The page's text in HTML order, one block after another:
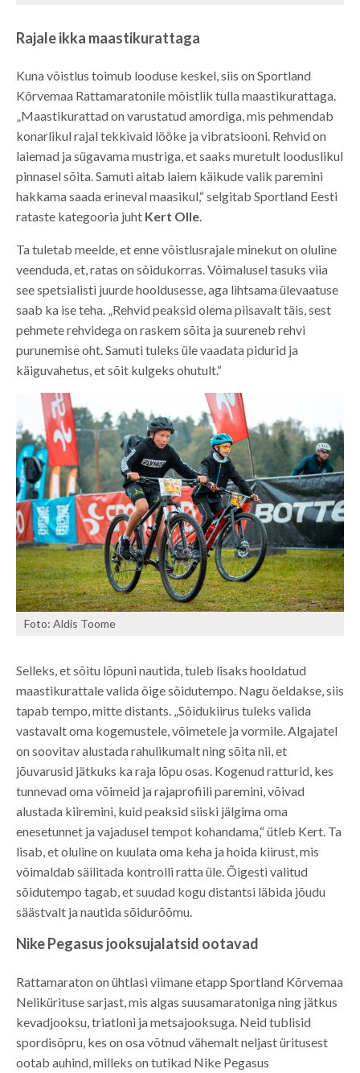
Rajale ikka maastikurattaga
Kuna võistlus toimub looduse keskel, siis on Sportland
Kõrvemaa Rattamaratonile mõistlik tulla maastikurattaga.
„Maastikurattad on varustatud amordiga, mis pehmendab
konarlikul rajal tekkivaid lööke ja vibratsiooni. Rehvid on
laiemad ja sügavama mustriga, et saaks muretult looduslikul
pinnasel sõita. Samuti aitab laiem käikude valik paremini
hakkama saada erineval maasikul,“ selgitab Sportland Eesti
rataste kategooria juht Kert Olle.
Ta tuletab meelde, et enne võistlusrajale minekut on oluline
veenduda, et, ratas on sõidukorras. Võimalusel tasuks viia
see spetsialisti juurde hooldusesse, aga lihtsama ülevaatuse
saab ka ise teha. „Rehvid peaksid olema piisavalt täis, sest
pehmete rehvidega on raskem sõita ja suureneb rehvi
purunemise oht. Samuti tuleks üle vaadata pidurid ja
käiguvahetus, et sõit kulgeks ohutult.“
Foto: Aldis Toome
Selleks, et sõitu lõpuni nautida, tuleb lisaks hooldatud
maastikurattale valida õige sõidutempo. Nagu öeldakse, siis
tapab tempo, mitte distants. „Sõidukiirus tuleks valida
vastavalt oma kogemustele, võimetele ja vormile. Algajatel
on soovitav alustada rahulikumalt ning sõita nii, et
jõuvarusid jätkuks ka raja lõpu osas. Kogenud ratturid, kes
tunnevad oma võimeid ja rajaprofiili paremini, võivad
alustada kiiremini, kuid peaksid siiski jälgima oma
enesetunnet ja vajadusel tempot kohandama,“ ütleb Kert. Ta
lisab, et oluline on kuulata oma keha ja hoida kiirust, mis
võimaldab säilitada kontrolli ratta üle. Õigesti valitud
sõidutempo tagab, et suudad kogu distantsi läbida jõudu
säästvalt ja nautida sõidurõõmu.
Nike Pegasus jooksujalatsid ootavad
Rattamaraton on ühtlasi viimane etapp Sportland Kõrvemaa
Nelikürituse sarjast, mis algas suusamaratoniga ning jätkus
kevadjooksu, triatloni ja metsajooksuga. Neid tublisid
spordisõpru, kes on osa võtnud vähemalt neljast üritusest
ootab auhind, milleks on tutikad Nike Pegasus